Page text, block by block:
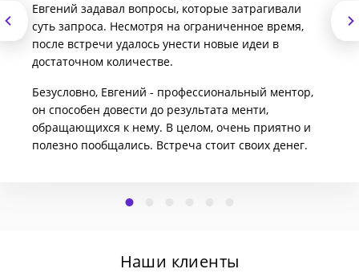
Евгений задавал вопросы, которые затрагивали
суть запроса. Несмотря на ограниченное время,
после встречи удалось унести новые идеи в
достаточном количестве.
Безусловно, Евгений - профессиональный ментор,
он способен довести до результата менти,
обращающихся к нему. В целом, очень приятно и
полезно пообщались. Встреча стоит своих денег.
Наши клиенты